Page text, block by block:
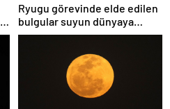
Ryugu görevinde elde edilen
bulgular suyun dünyaya
asteroitlerce getirilmiş